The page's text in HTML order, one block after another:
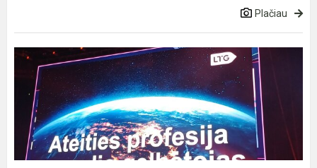
Plačiau
Geriausia
Ever
pamokų
diena
Žalgirio
arenoje